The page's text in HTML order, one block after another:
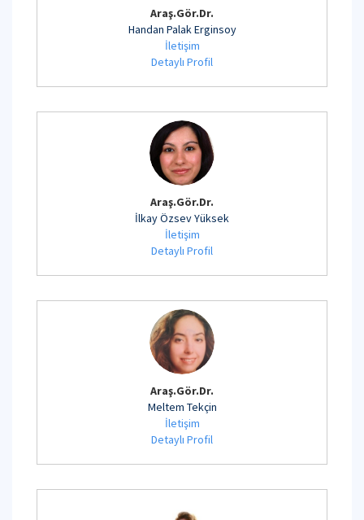
Araş.Gör.Dr.
Handan Palak Erginsoy
İletişim
Detaylı Profil
Araş.Gör.Dr.
İlkay Özsev Yüksek
İletişim
Detaylı Profil
Araş.Gör.Dr.
Meltem Tekçin
İletişim
Detaylı Profil